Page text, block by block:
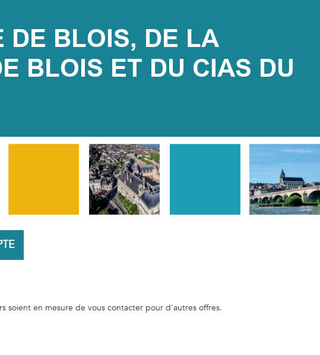
DE BLOIS, DE LA
BLOIS ET DU CIAS DU
soient en mesure de vous contacter pour d'autres offres.